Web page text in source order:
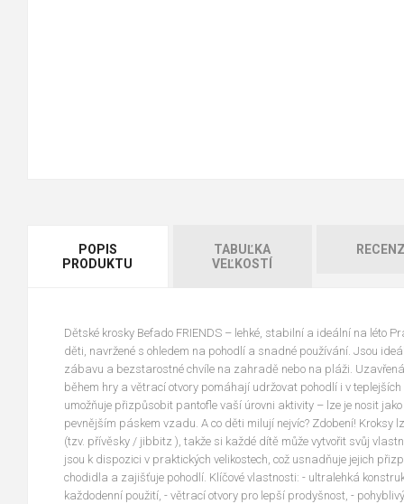
POPIS
PRODUKTU
TABUĽKA
VEĽKOSTÍ
Dětské krosky Befado FRIENDS – lehké, stabilní a ideální na léto
děti, navržené s ohledem na pohodlí a snadné používání. Jsou
zábavu a bezstarostné chvíle na zahradě nebo na pláži.
během hry a větrací otvory pomáhají udržovat pohodlí i v
umožňuje přizpůsobit pantofle vaší úrovni aktivity – lze je nosit
pevnějším páskem vzadu. A co děti milují nejvíc? Zdobení! Kroksy
(tzv. přívěsky / jibbitz ), takže si každé dítě může vytvořit svůj
jsou k dispozici v praktických velikostech, což usnadňuje jejich
chodidla a zajišťuje pohodlí. Klíčové vlastnosti: - ultralehká
každodenní použití, - větrací otvory pro lepší prodyšnost, -